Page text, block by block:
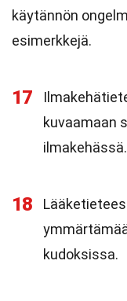
käytännön
esimerkkejä.
17
kuvaamaan
ilmakehässä.
18
kudoksissa.